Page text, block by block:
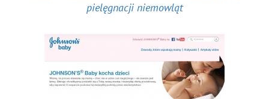
pielęgnacji niemowląt